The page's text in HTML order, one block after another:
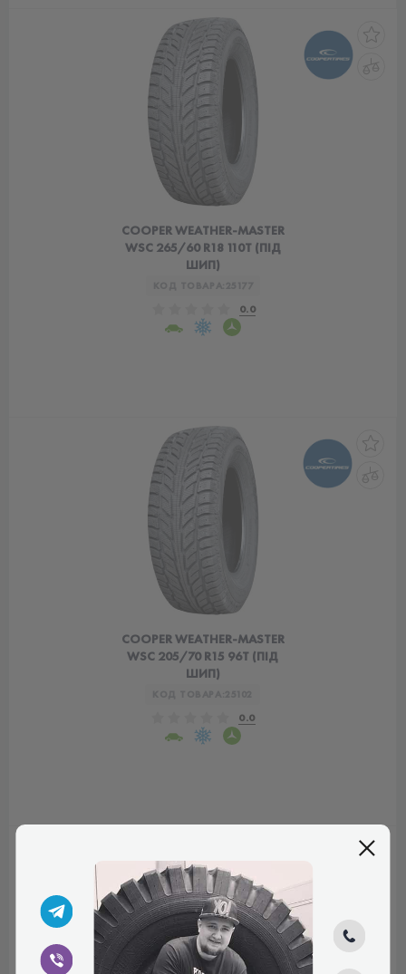
COOPER WEATHER-MASTER
WSC 265/60 R18 110T (ПІД
ШИП)
0.0
COOPER WEATHER-MASTER
WSC 205/70 R15 96T (ПІД
ШИП)
0.0